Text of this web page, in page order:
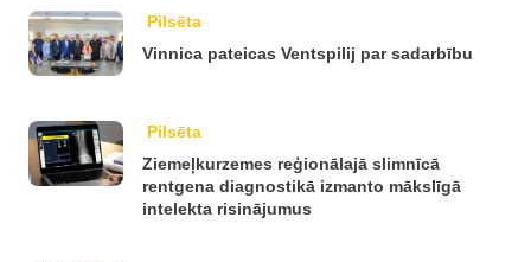
Pilsēta
Vinnica pateicas Ventspilij par sadarbību
Pilsēta
Ziemeļkurzemes reģionālajā slimnīcā
rentgena diagnostikā izmanto mākslīgā
intelekta risinājumus